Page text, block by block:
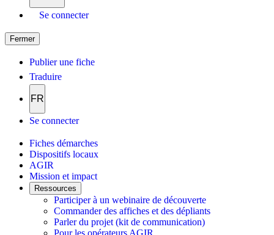
Se connecter
Fermer
Publier une fiche
Traduire
FR
Se connecter
Fiches démarches
Dispositifs locaux
AGIR
Mission et impact
Ressources
Participer à un webinaire de découverte
Commander des affiches et des dépliants
Parler du projet (kit de communication)
Pour les opérateurs AGIR